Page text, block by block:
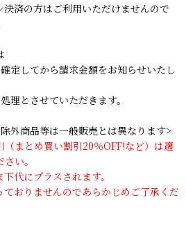
済の方はご利用いただけませんので
定してから請求金額をお知らせいたし
理とさせていただきます。
外商品等は一般販売とは異なります>
まとめ買い割引20％OFF!など）は適
い。
代にプラスされます。
おりませんのであらかじめご了承くだ